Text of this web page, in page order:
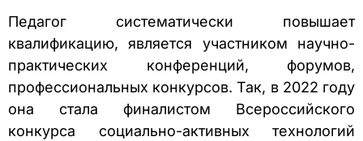
Педагог систематически повышает
квалификацию, является участником научно-
практических конференций, форумов,
профессиональных конкурсов. Так, в 2022 году
она стала финалистом Всероссийского
конкурса социально-активных технологий